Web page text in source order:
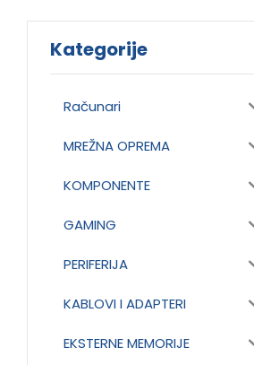
Kategorije
Računari
MREŽNA OPREMA
KOMPONENTE
GAMING
PERIFERIJA
KABLOVI I ADAPTERI
EKSTERNE MEMORIJE